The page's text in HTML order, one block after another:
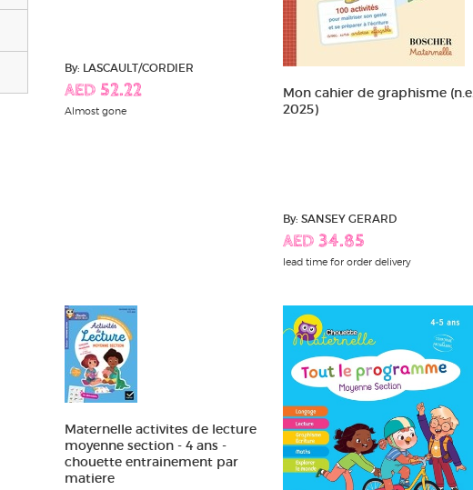
By: LASCAULT/CORDIER
AED 52.22
Almost gone
Mon cahier de graphisme (n.e.
2025)
By: SANSEY GERARD
AED 34.85
lead time for order delivery
Maternelle activites de lecture
moyenne section - 4 ans -
chouette entrainement par
matiere